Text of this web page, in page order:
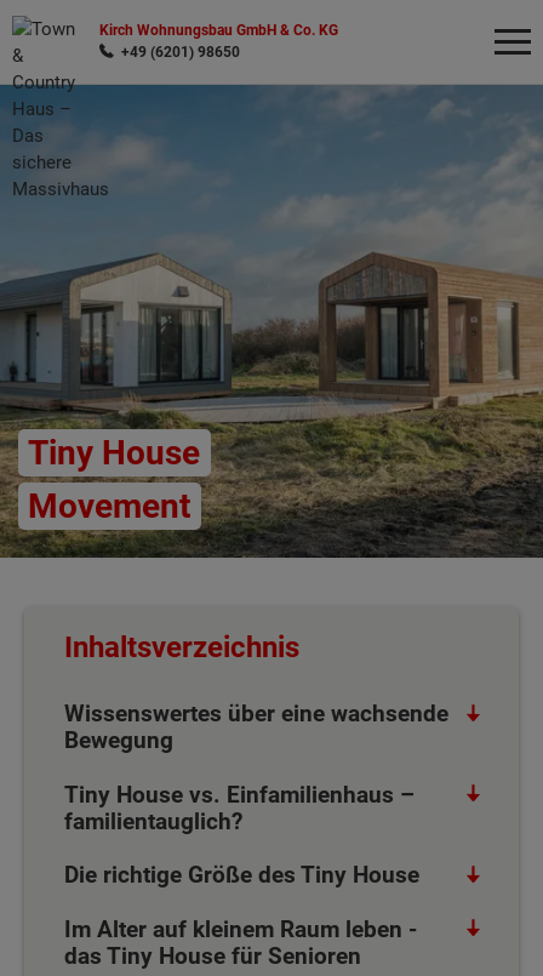
Kirch Wohnungsbau GmbH & Co. KG
+49 (6201) 98650
Tiny House
Movement
Inhaltsverzeichnis
Wissenswertes über eine wachsende
Bewegung
Tiny House vs. Einfamilienhaus –
familientauglich?
Die richtige Größe des Tiny House
Im Alter auf kleinem Raum leben -
das Tiny House für Senioren
Wonach möchten Sie suchen?